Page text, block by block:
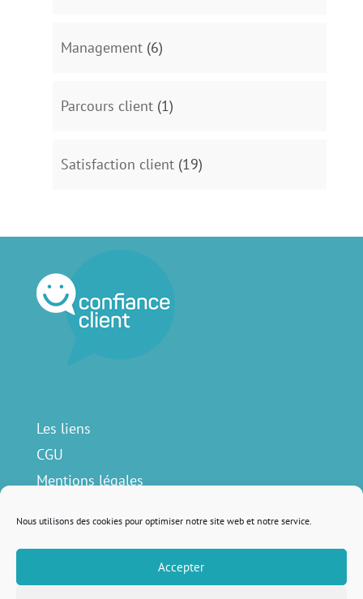
Nous utilisons des cookies pour optimiser notre site web et notre service.
Accepter
Management(6)
Parcours client(1)
Satisfaction client(19)
Les liens
CGU
Mentions légales